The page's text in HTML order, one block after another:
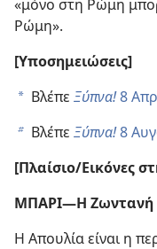
«μόνο στη Ρώμη
Ρώμη».
[Υποσημειώσεις]
a Βλέπε Ξύπνα!8
b Βλέπε Ξύπνα!8
[Πλαίσιο/​Εικόνες
ΜΠΑΡΙ​—Η Ζωντανή
Η Απουλία είναι η